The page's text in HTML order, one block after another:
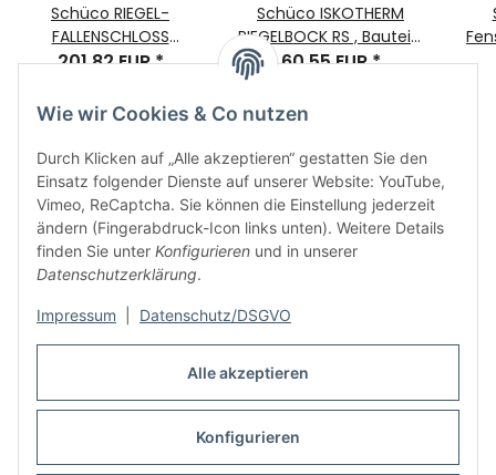
Alle akzeptieren
Konfigurieren
Wie wir Cookies & Co nutzen
Durch Klicken auf „Alle akzeptieren“ gestatten Sie den
Einsatz folgender Dienste auf unserer Website: YouTube,
Vimeo, ReCaptcha. Sie können die Einstellung jederzeit
ändern (Fingerabdruck-Icon links unten). Weitere Details
finden Sie unter Konfigurieren und in unserer
Datenschutzerklärung.
Impressum Datenschutz/DSGVO
Schüco RIEGEL-
FALLENSCHLOSS
28/72/10 F155x24x3mm
201,82 EUR*
Schüco ISKOTHERM
RIEGELBOCK RS , Bauteil-
Nr. 217642
60,55 EUR*
Informationen
Rechtliches
Vertrag widerrufen